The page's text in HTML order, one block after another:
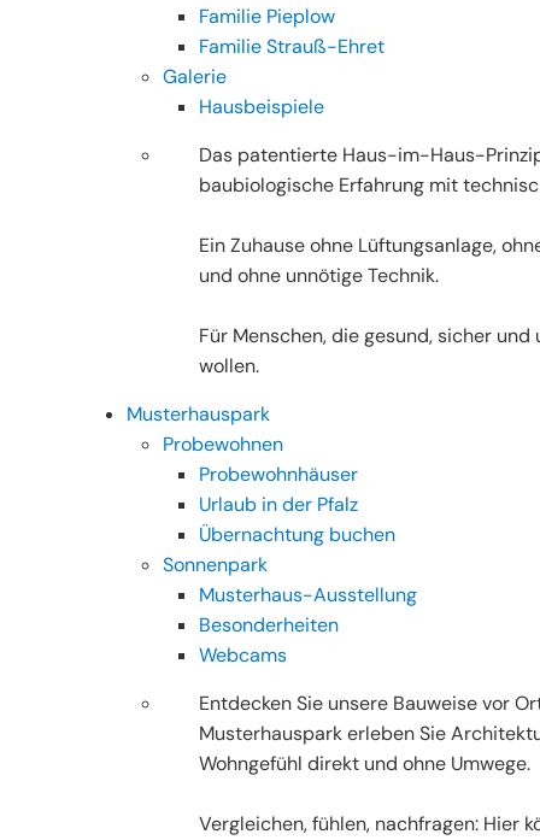
Familie Pieplow
Familie Strauß-Ehret
Galerie
Hausbeispiele
Das patentierte Haus-im-Haus-
baubiologische Erfahrung mit
Ein Zuhause ohne Lüftungsanlage,
und ohne unnötige Technik.
Für Menschen, die gesund, sicher und
wollen.
Musterhauspark
Probewohnen
Probewohnhäuser
Urlaub in der Pfalz
Übernachtung buchen
Sonnenpark
Musterhaus-Ausstellung
Besonderheiten
Webcams
Entdecken Sie unsere Bauweise vor
Musterhauspark erleben Sie
Wohngefühl direkt und ohne Umwege.
Vergleichen, fühlen, nachfragen: Hier